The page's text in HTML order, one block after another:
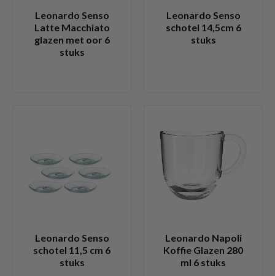
Leonardo Senso
Latte Macchiato
glazen met oor 6
stuks
Leonardo Senso
schotel 14,5cm 6
stuks
Leonardo Senso
schotel 11,5 cm 6
stuks
Leonardo Napoli
Koffie Glazen 280
ml 6 stuks